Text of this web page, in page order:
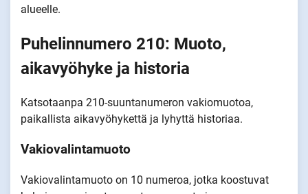
alueelle.
Puhelinnumero 210: Muoto,
aikavyöhyke ja historia
Katsotaanpa 210-suuntanumeron vakiomuotoa,
paikallista aikavyöhykettä ja lyhyttä historiaa.
Vakiovalintamuoto
Vakiovalintamuoto on 10 numeroa, jotka koostuvat